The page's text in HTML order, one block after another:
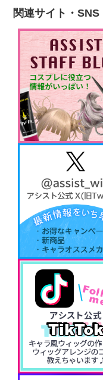
関連サイト・SNS